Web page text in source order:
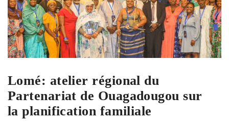
Lomé: atelier régional du
Partenariat de Ouagadougou sur
la planification familiale